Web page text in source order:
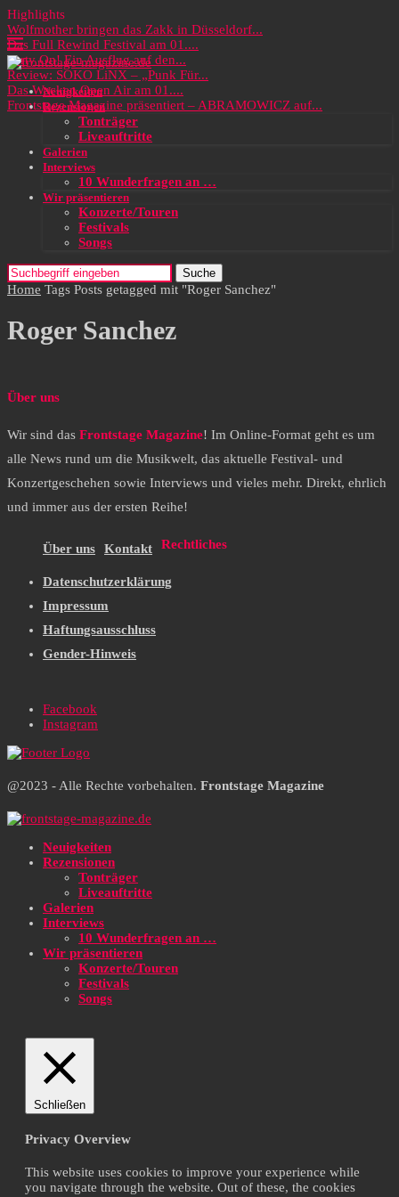
Highlights
Wolfmother bringen das Zakk in Düsseldorf...
Das Full Rewind Festival am 01....
Party On! Ein Ausflug auf den...
Review: SOKO LiNX – „Punk Für...
Das Wacken Open Air am 01....
Frontstage Magazine präsentiert – ABRAMOWICZ auf...
Neuigkeiten
Rezensionen
Tonträger
Liveauftritte
Galerien
Interviews
10 Wunderfragen an …
Wir präsentieren
Konzerte/Touren
Festivals
Songs
Suche
Home Tags Posts getagged mit "Roger Sanchez"
Roger Sanchez
Über uns
Wir sind das Frontstage Magazine! Im Online-Format geht es um
alle News rund um die Musikwelt, das aktuelle Festival- und
Konzertgeschehen sowie Interviews und vieles mehr. Direkt, ehrlich
und immer aus der ersten Reihe!
Über uns Kontakt Rechtliches
Datenschutzerklärung
Impressum
Haftungsausschluss
Gender-Hinweis
Facebook
Instagram
@2023 - Alle Rechte vorbehalten. Frontstage Magazine
Neuigkeiten
Rezensionen
Tonträger
Liveauftritte
Galerien
Interviews
10 Wunderfragen an …
Wir präsentieren
Konzerte/Touren
Festivals
Songs
Schließen
Privacy Overview
This website uses cookies to improve your experience while
you navigate through the website. Out of these, the cookies